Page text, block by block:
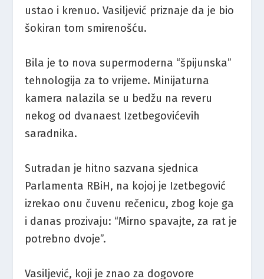
ustao i krenuo. Vasiljević priznaje da je bio
šokiran tom smirenošću.
Bila je to nova supermoderna “špijunska”
tehnologija za to vrijeme. Minijaturna
kamera nalazila se u bedžu na reveru
nekog od dvanaest Izetbegovićevih
saradnika.
Sutradan je hitno sazvana sjednica
Parlamenta RBiH, na kojoj je Izetbegović
izrekao onu čuvenu rečenicu, zbog koje ga
i danas prozivaju: “Mirno spavajte, za rat je
potrebno dvoje”.
Vasiljević, koji je znao za dogovore